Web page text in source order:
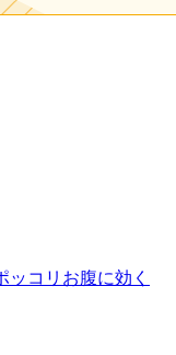
ッコリお腹に効く